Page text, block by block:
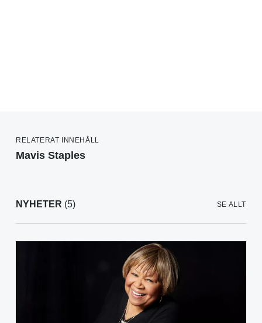
RELATERAT INNEHÅLL
Mavis Staples
NYHETER (5) SE ALLT